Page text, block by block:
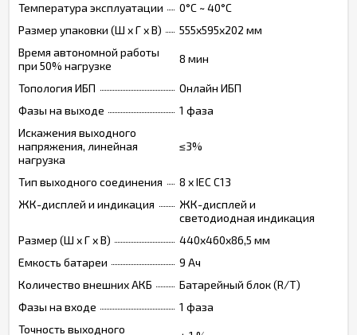
Температура эксплуатации
0°C ~ 40°C
Размер упаковки (Ш х Г х В)
555х595х202 мм
Время автономной работы
при 50% нагрузке
8 мин
Топология ИБП
Онлайн ИБП
Фазы на выходе
1 фаза
Искажения выходного
напряжения, линейная
нагрузка
≤3%
Тип выходного соединения
8 x IEC C13
ЖК-дисплей и индикация
ЖК-дисплей и
светодиодная индикация
Размер (Ш х Г х В)
440х460х86,5 мм
Емкость батареи
9 Ач
Количество внешних АКБ
Батарейный блок (R/T)
Фазы на входе
1 фаза
Точность выходного